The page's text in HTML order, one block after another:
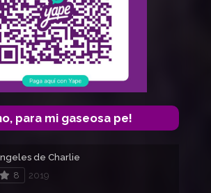
para mi gaseosa pe!
de Charlie
8
2019